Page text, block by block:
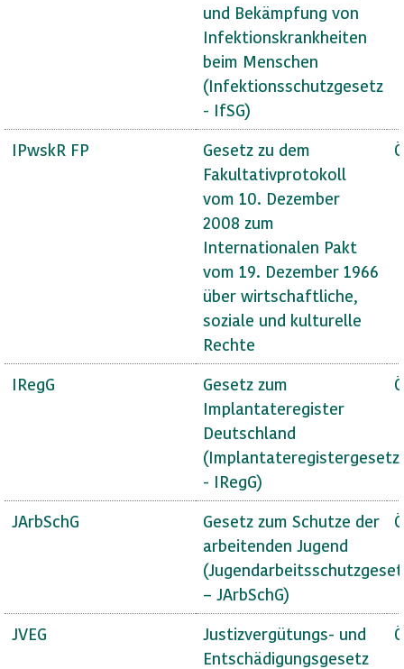
und Bekämpfung von
Infektionskrankheiten
beim Menschen
(Infektionsschutzgesetz
- IfSG)
IPwskR FP
Gesetz zu dem
Fakultativprotokoll
vom 10. Dezember
2008 zum
Internationalen Pakt
vom 19. Dezember 1966
über wirtschaftliche,
soziale und kulturelle
Rechte
IRegG
Gesetz zum
Implantateregister
Deutschland
(Implantateregistergesetz
- IRegG)
JArbSchG
Gesetz zum Schutze der
arbeitenden Jugend
– JArbSchG)
JVEG
Justizvergütungs- und
Entschädigungsgesetz